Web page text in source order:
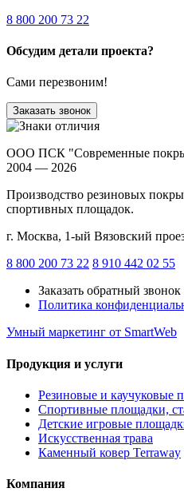
8 800 200 73 22
Обсудим детали проекта?
Сами перезвоним!
Заказать звонок
ООО ПСК "Современные
2004 — 2026
Производство резиновых
спортивных площадок.
г. Москва, 1-ый Вязовский
8 800 200 73 22 8 910 442 02 55
Заказать обратный звонок
Политика
Умный маркетинг от SmartWeb
Продукция и услуги
Резиновые и каучуковые
Спортивные площадки,
Детские игровые
Искусственная трава
Каменный ковер Terraway
Компания